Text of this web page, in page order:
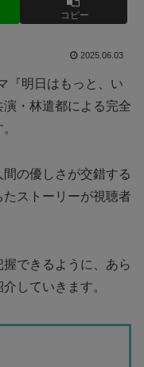
コピー
2025.06.03
『明日はもっと、い
・林遣都による完全
の優しさが交錯する
ストーリーが視聴者
できるように、あら
していきます。